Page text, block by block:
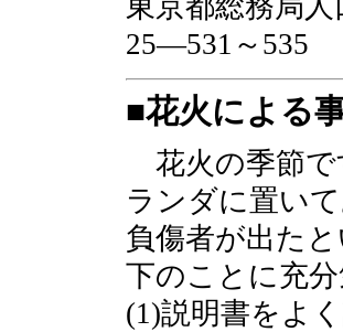
25―531～535
■花火による
花火の季節で
ランダに置い
負傷者が出た
下のことに充
(1)説明書をよ